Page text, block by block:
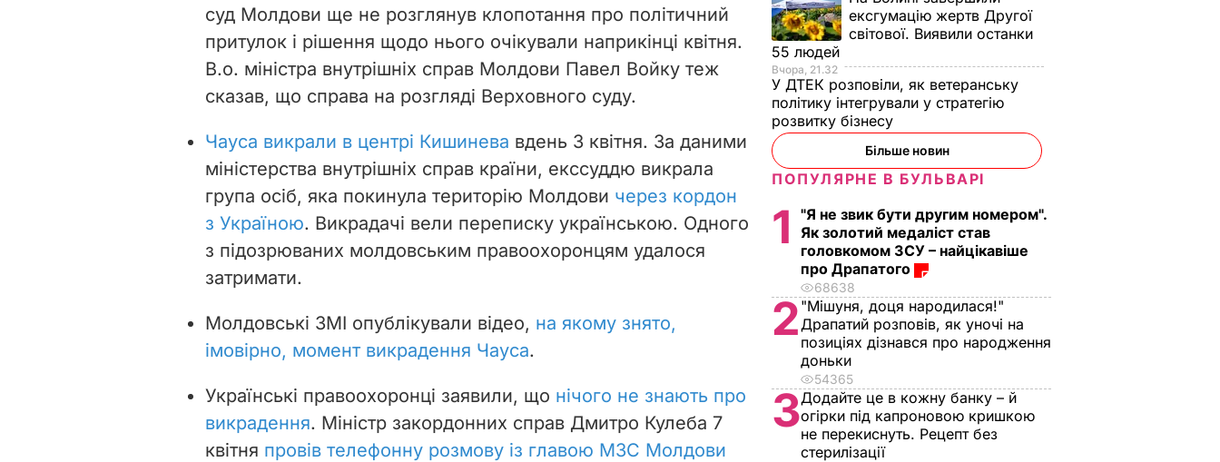
суд Молдови ще не розглянув клопотання про політичний
притулок і рішення щодо нього очікували наприкінці квітня.
В.о. міністра внутрішніх справ Молдови Павел Войку теж
сказав, що справа на розгляді Верховного суду.
Чауса викрали в центрі Кишинева вдень 3 квітня. За даними
міністерства внутрішніх справ країни, екссуддю викрала
група осіб, яка покинула територію Молдови через кордон
з Україною. Викрадачі вели переписку українською. Одного
з підозрюваних молдовським правоохоронцям удалося
затримати.
Молдовські ЗМІ опублікували відео, на якому знято,
імовірно, момент викрадення Чауса.
Українські правоохоронці заявили, що нічого не знають про
викрадення. Міністр закордонних справ Дмитро Кулеба 7
квітня провів телефонну розмову із главою МЗС Молдови
ексгумацію жертв Другої
світової. Виявили останки
55 людей
Вчора, 21.32
У ДТЕК розповіли, як ветеранську
політику інтегрували у стратегію
розвитку бізнесу
Більше новин
ПОПУЛЯРНЕ В БУЛЬВАРІ
1
"Я не звик бути другим номером".
Як золотий медаліст став
головкомом ЗСУ – найцікавіше
про Драпатого
68638
2 "Мішуня, доця народилася!"
Драпатий розповів, як уночі на
позиціях дізнався про народження
доньки
54365
3Додайте це в кожну банку – й
огірки під капроновою кришкою
не перекиснуть. Рецепт без
стерилізації